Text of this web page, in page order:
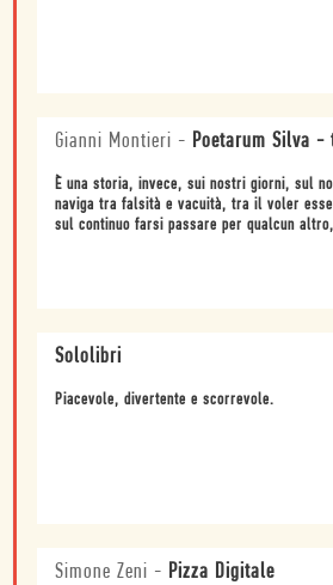
Gianni Montieri - Poetarum Silva
È una storia, invece, sui nostri giorni, sul
naviga tra falsità e vacuità, tra il voler
sul continuo farsi passare per qualcun
Sololibri
Piacevole, divertente e scorrevole.
Simone Zeni - Pizza Digitale